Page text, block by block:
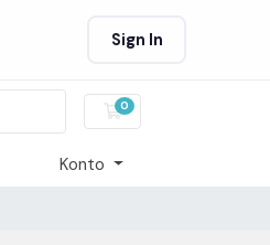
Sign In
0
Handlevogn
Konto